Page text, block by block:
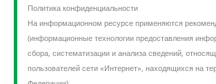
Политика конфиденциальности
На информационном ресурсе применяются
(информационные технологии предоставления
сбора, систематизации и анализа сведений,
пользователей сети «Интернет», находящихся на